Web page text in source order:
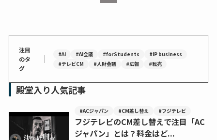
注目
のタ
グ
｜ #AI #AI会議 #forStudents
#IP business
#テレビCM
#人財会議 #広報 #転売
殿堂入り人気記事
#ACジャパン #CM差し替え #フジテレビ
フジテレビのCM差し替えで注目「AC
ジャパン」とは？料金はど...